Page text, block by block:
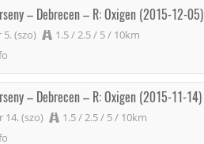
– Debrecen – R: Oxigen (2015-12-05)
(szo)
1.5 / 2.5 / 5 / 10km
– Debrecen – R: Oxigen (2015-11-14)
14. (szo)
1.5 / 2.5 / 5 / 10km